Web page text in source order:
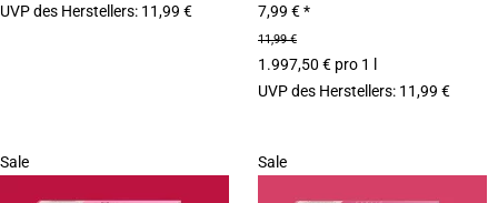
UVP des Herstellers: 11,99 €
7,99 €*
11,99 €
1.997,50 € pro 1 l
UVP des Herstellers: 11,99 €
Sale Sale